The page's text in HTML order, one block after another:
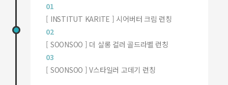
01
[ INSTITUT KARITE ] 시어버터 크림 런칭
02
[ SOONSOO ] 더 살롱 컬러 골드라벨 런칭
03
[ SOONSOO ] V스타일러 고데기 런칭